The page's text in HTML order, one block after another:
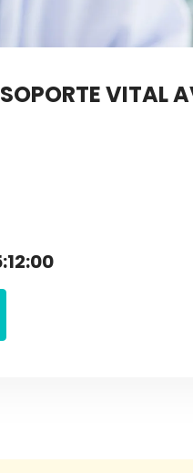
VITAL